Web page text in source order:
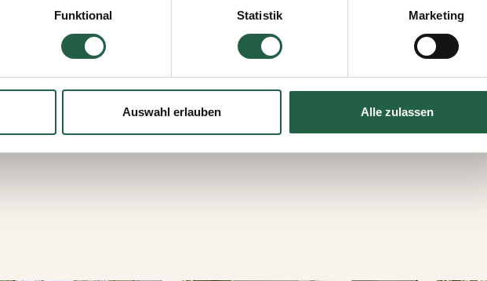
indem Sie das Kästchen neben dem Zweck anklicken und auf „Einstellungen
Funktional Statistik Marketing
Auswahl erlauben Alle zulassen